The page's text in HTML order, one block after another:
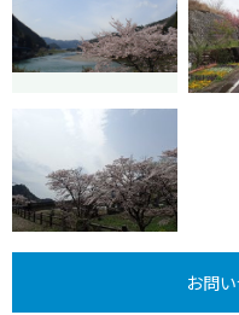
お問